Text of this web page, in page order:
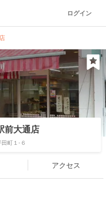
ログイン
前大通店
町１-６
アクセス